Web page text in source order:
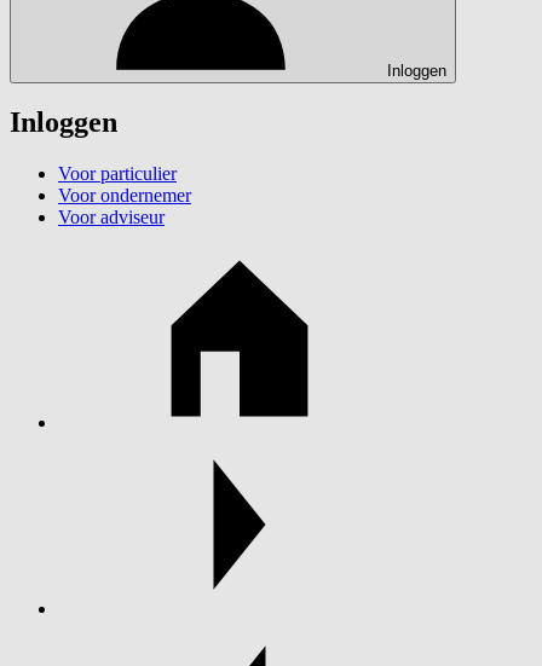
Inloggen
Inloggen
Voor particulier
Voor ondernemer
Voor adviseur